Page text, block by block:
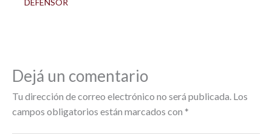
Dejá un comentario
Tu dirección de correo electrónico no será publicada. Los
campos obligatorios están marcados con *